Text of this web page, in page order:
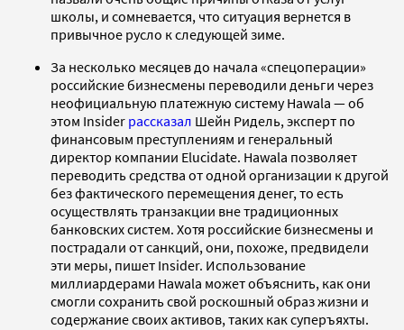
школы, и сомневается, что ситуация вернется в
привычное русло к следующей зиме.
За несколько месяцев до начала «спецоперации»
российские бизнесмены переводили деньги через
неофициальную платежную систему Hawala — об
этом Insider рассказал Шейн Ридель, эксперт по
финансовым преступлениям и генеральный
директор компании Elucidate. Hawala позволяет
переводить средства от одной организации к другой
без фактического перемещения денег, то есть
осуществлять транзакции вне традиционных
банковских систем. Хотя российские бизнесмены и
пострадали от санкций, они, похоже, предвидели
эти меры, пишет Insider. Использование
миллиардерами Hawala может объяснить, как они
смогли сохранить свой роскошный образ жизни и
содержание своих активов, таких как суперъяхты.